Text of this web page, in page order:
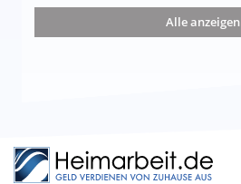
die 15 besten Möglichkeiten
Alle anzeigen